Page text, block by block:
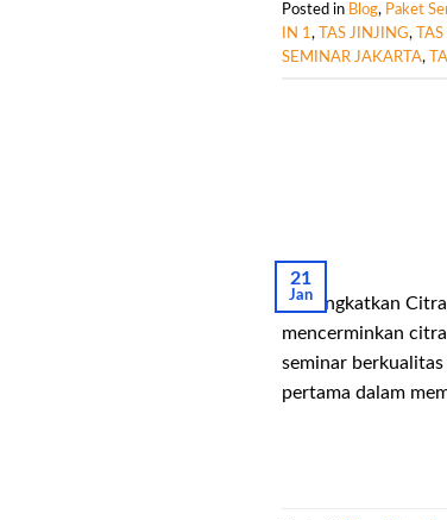
Posted in Blog, Paket
IN 1 , TAS JINJING,
SEMINAR JAKARTA,
21
Jan
Meningkatkan
mencerminkan
seminar
pertama dalam